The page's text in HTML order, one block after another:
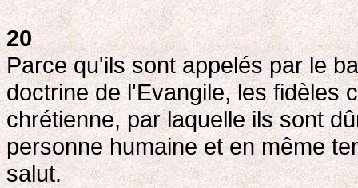
20
Parce qu'ils sont appelés par le
doctrine de l'Evangile, les fidèles
chrétienne, par laquelle ils sont
personne humaine et en même
salut.